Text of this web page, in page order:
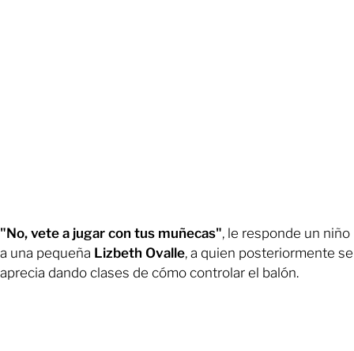
"No, vete a jugar con tus muñecas", le responde un niño
a una pequeña Lizbeth Ovalle, a quien posteriormente se
aprecia dando clases de cómo controlar el balón.